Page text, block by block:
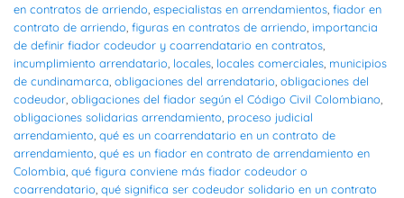
en contratos de arriendo especialistas en arrendamientos fiador en
contrato de arriendo figuras en contratos de arriendo importancia
de definir fiador codeudor y coarrendatario en contratos
incumplimiento arrendatario locales locales comerciales municipios
de cundinamarca obligaciones del arrendatario obligaciones del
codeudor obligaciones del fiador según el Código Civil Colombiano
obligaciones solidarias arrendamiento proceso judicial
arrendamiento qué es un coarrendatario en un contrato de
arrendamiento qué es un fiador en contrato de arrendamiento en
Colombia qué figura conviene más fiador codeudor o
coarrendatario qué significa ser codeudor solidario en un contrato